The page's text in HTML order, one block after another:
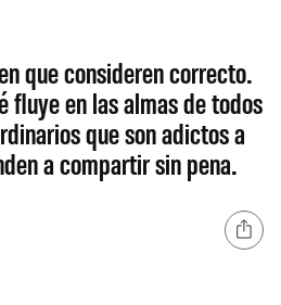
que consideren correcto.
fluye en las almas de todos
que son adictos a
a compartir sin pena.